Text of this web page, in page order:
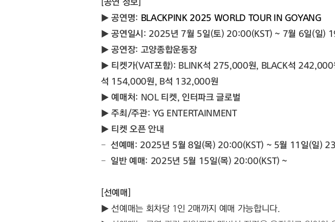
[공연 정보]
▶ 공연명: BLACKPINK 2025 WORLD TOUR IN GOYANG
▶ 공연일시: 2025년 7월 5일(토) 20:00(KST) ~ 7월 6일(일)
▶ 공연장: 고양종합운동장
▶ 티켓가(VAT포함): BLINK석 275,000원, BLACK석
석 154,000원, B석 132,000원
▶ 예매처: NOL 티켓, 인터파크 글로벌
▶ 주최/주관: YG ENTERTAINMENT
▶ 티켓 오픈 안내
- 선예매: 2025년 5월 8일(목) 20:00(KST) ~ 5월 11일(일)
- 일반 예매: 2025년 5월 15일(목) 20:00(KST) ~
[선예매]
▶ 선예매는 회차당 1인 2매까지 예매 가능합니다.